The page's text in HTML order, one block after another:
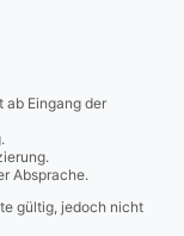
ab Eingang der
Absprache.
gültig, jedoch nicht